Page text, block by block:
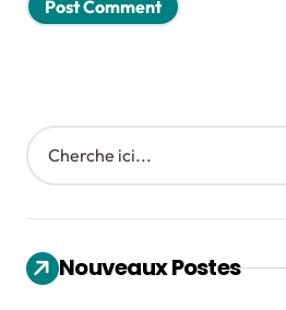
Nouveaux Postes